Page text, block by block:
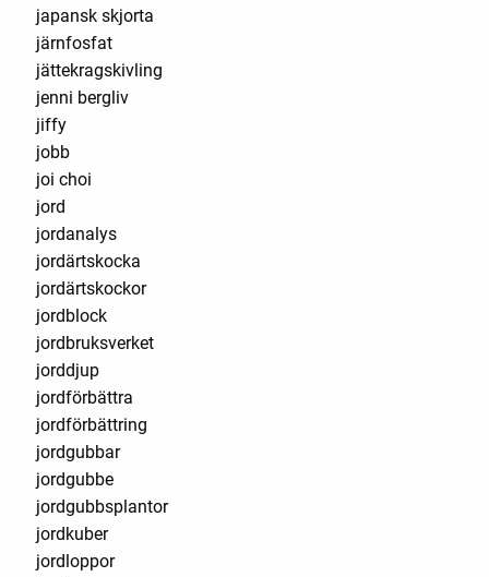
japansk skjorta
järnfosfat
jättekragskivling
jenni bergliv
jiffy
jobb
joi choi
jord
jordanalys
jordärtskocka
jordärtskockor
jordblock
jordbruksverket
jorddjup
jordförbättra
jordförbättring
jordgubbar
jordgubbe
jordgubbsplantor
jordkuber
jordloppor